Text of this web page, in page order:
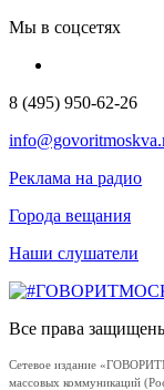
Мы в соцсетях
8 (495) 950-62-26
Реклама на радио
Города вещания
Наши слушатели
Все права
Сетевое издание
массовых коммуникаций